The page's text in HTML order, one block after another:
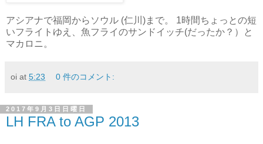
アシアナで福岡からソウル (仁川)まで。 1時間ちょっとの短
いフライトゆえ、魚フライのサンドイッチ(だったか？）と
マカロニ。
oi at 5:23 0 件のコメント:
2017年9月3日日曜日
LH FRA to AGP 2013